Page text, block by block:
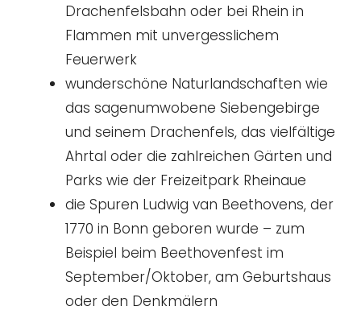
Drachenfelsbahn oder bei Rhein in
Flammen mit unvergesslichem
Feuerwerk
wunderschöne Naturlandschaften wie
das sagenumwobene Siebengebirge
und seinem Drachenfels, das vielfältige
Ahrtal oder die zahlreichen Gärten und
Parks wie der Freizeitpark Rheinaue
die Spuren Ludwig van Beethovens, der
1770 in Bonn geboren wurde – zum
Beispiel beim Beethovenfest im
September/Oktober, am Geburtshaus
oder den Denkmälern